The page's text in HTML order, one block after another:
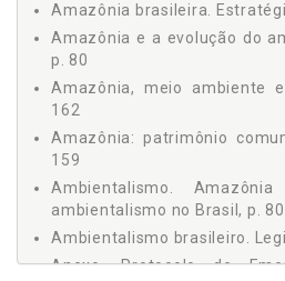
5.3 Transcendência regional, p.
CONCLUSÃO, p. 175
REFERÊNCIAS, p. 179
ANEXOS, p. 187
Amazônia brasileira.
Amazônia e a evolução do
p. 80
Amazônia, meio ambiente
162
Amazônia: patrimônio
159
Ambientalismo.
ambientalismo no Brasil, p. 80
Ambientalismo brasileiro.
Anexo. Protocolo de